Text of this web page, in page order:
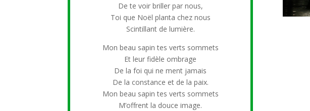
De te voir briller par nous,
Toi que Noël planta chez nous
Scintillant de lumière.
Mon beau sapin tes verts sommets
Et leur fidèle ombrage
De la foi qui ne ment jamais
De la constance et de la paix.
Mon beau sapin tes verts sommets
M’offrent la douce image.